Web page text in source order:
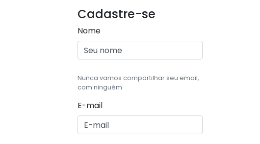
Cadastre-se
Nome
Nunca vamos compartilhar seu email,
com ninguém.
E-mail